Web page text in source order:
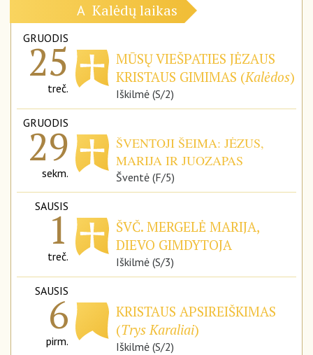
A Kalėdų laikas
GRUODIS
25
treč.
MŪSŲ VIEŠPATIES JĖZAUS
KRISTAUS GIMIMAS (Kalėdos)
Iškilmė (S/2)
GRUODIS
29
sekm.
ŠVENTOJI ŠEIMA: JĖZUS,
MARIJA IR JUOZAPAS
Šventė (F/5)
SAUSIS
1
treč.
ŠVČ. MERGELĖ MARIJA,
DIEVO GIMDYTOJA
Iškilmė (S/3)
SAUSIS
6
pirm.
KRISTAUS APSIREIŠKIMAS
(Trys Karaliai)
Iškilmė (S/2)